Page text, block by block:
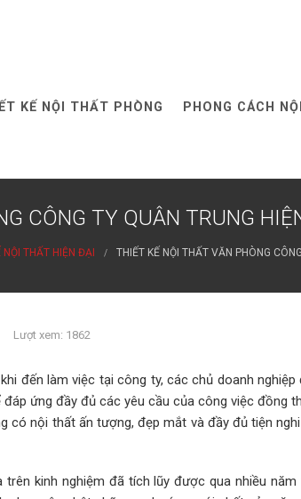
KẾ NỘI THẤT PHÒNG PHONG CÁCH
CÔNG TY QUÂN TRUNG
NỘI THẤT HIỆN ĐẠI THIẾT KẾ NỘI THẤT VĂN PHÒNG
Lượt xem: 1862
đến làm việc tại công ty, các chủ doanh
ứng đầy đủ các yêu cầu của công việc đồng
có nội thất ấn tượng, đẹp mắt và đầy đủ tiện
kinh nghiệm đã tích lũy được qua nhiều